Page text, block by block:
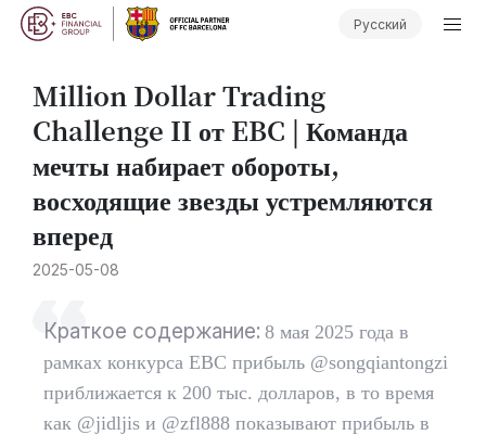
Русский
Million Dollar Trading
Challenge II от EBC | Команда
мечты набирает обороты,
восходящие звезды устремляются
вперед
2025-05-08
Краткое содержание: 8 мая 2025 года в
рамках конкурса EBC прибыль @songqiantongzi
приближается к 200 тыс. долларов, в то время
как @jidljis и @zfl888 показывают прибыль в